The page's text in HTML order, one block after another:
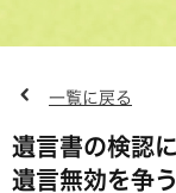
一覧に戻る
遺言書の検認
遺言無効を争